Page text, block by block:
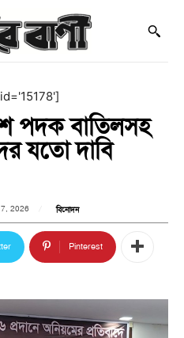
পদক বাতিলসহ
যতো দাবি
2026 বিনোদন
Pinterest